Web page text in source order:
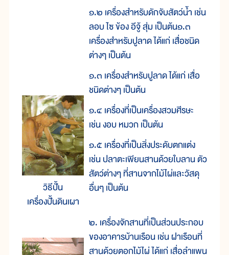
วิธีปั้น
เครื่องปั้นดินเผา
๑.๒ เครื่องสำหรับดักจับสัตว์น้ำ เช่น
ลอบ ไซ ข้อง อีจู้ สุ่ม เป็นต้น๑.๓
เครื่องสำหรับปูลาด ได้แก่ เสื่อชนิด
ต่างๆ เป็นต้น
๑.๓ เครื่องสำหรับปูลาด ได้แก่ เสื่อ
ชนิดต่างๆ เป็นต้น
๑.๔ เครื่องที่เป็นเครื่องสวมศีรษะ
เช่น งอบ หมวก เป็นต้น
๑.๕ เครื่องที่เป็นสิ่งประดับตกแต่ง
เช่น ปลาตะเพียนสานด้วยใบลาน ตัว
สัตว์ต่างๆ ที่สานจากไม้ไผ่และวัสดุ
อื่นๆ เป็นต้น
๒. เครื่องจักสานที่เป็นส่วนประกอบ
ของอาคารบ้านเรือน เช่น ฝาเรือนที่
สานด้วยตอกไม้ไผ่ ได้แก่ เสื่อลำแพน